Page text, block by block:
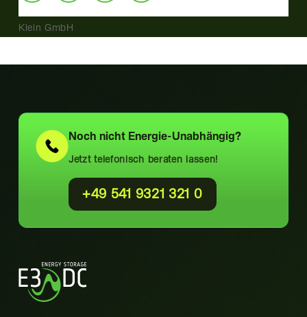
Klein GmbH
Noch nicht Energie-Unabhängig?
Jetzt telefonisch beraten lassen!
+49 541 9321 321 0